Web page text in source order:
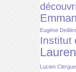
Eugène
Institut
Lucien Clergue